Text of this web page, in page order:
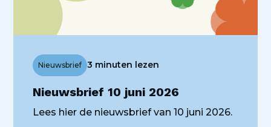
Nieuwsbrief 10 juni 2026
Nieuwsbrief 3 minuten lezen
Lees hier de nieuwsbrief van 10 juni 2026.